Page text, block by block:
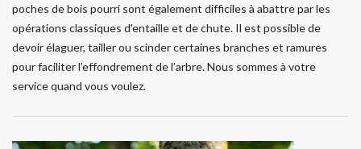
poches de bois pourri sont également difficiles à abattre par les
opérations classiques d'entaille et de chute. Il est possible de
devoir élaguer, tailler ou scinder certaines branches et ramures
pour faciliter l’effondrement de l’arbre. Nous sommes à votre
service quand vous voulez.